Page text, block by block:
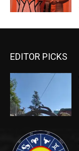
EDITOR PICKS